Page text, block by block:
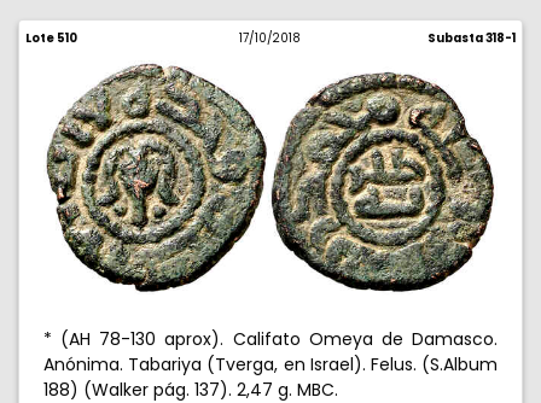
Lote 510 17/10/2018 Subasta 318-1
* (AH 78-130 aprox). Califato Omeya de Damasco.
Anónima. Tabariya (Tverga, en Israel). Felus. (S.Album
188) (Walker pág. 137). 2,47 g. MBC.